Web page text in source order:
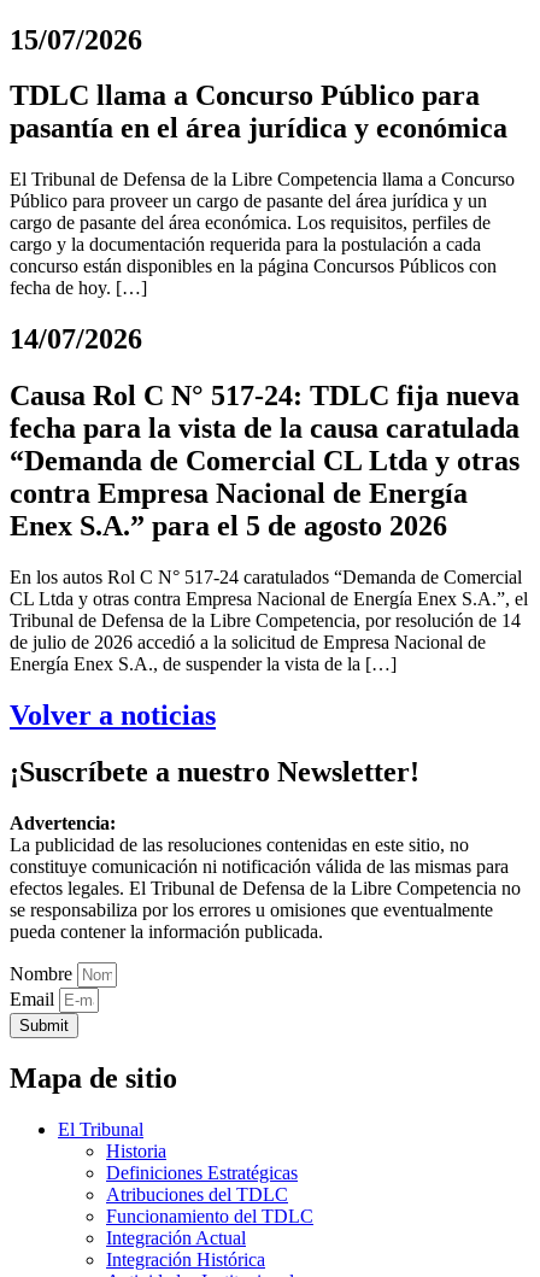
15/07/2026
TDLC llama a Concurso Público para
pasantía en el área jurídica y económica
El Tribunal de Defensa de la Libre Competencia llama a Concurso
Público para proveer un cargo de pasante del área jurídica y un
cargo de pasante del área económica. Los requisitos, perfiles de
cargo y la documentación requerida para la postulación a cada
concurso están disponibles en la página Concursos Públicos con
fecha de hoy. […]
14/07/2026
Causa Rol C N° 517-24: TDLC fija nueva
fecha para la vista de la causa caratulada
“Demanda de Comercial CL Ltda y otras
contra Empresa Nacional de Energía
Enex S.A.” para el 5 de agosto 2026
En los autos Rol C N° 517-24 caratulados “Demanda de Comercial
CL Ltda y otras contra Empresa Nacional de Energía Enex S.A.”, el
Tribunal de Defensa de la Libre Competencia, por resolución de 14
de julio de 2026 accedió a la solicitud de Empresa Nacional de
Energía Enex S.A., de suspender la vista de la […]
Volver a noticias
¡Suscríbete a nuestro Newsletter!
Advertencia:
La publicidad de las resoluciones contenidas en este sitio, no
constituye comunicación ni notificación válida de las mismas para
efectos legales. El Tribunal de Defensa de la Libre Competencia no
se responsabiliza por los errores u omisiones que eventualmente
pueda contener la información publicada.
Nombre
Email
Submit
Mapa de sitio
El Tribunal
Historia
Definiciones Estratégicas
Atribuciones del TDLC
Funcionamiento del TDLC
Integración Actual
Integración Histórica